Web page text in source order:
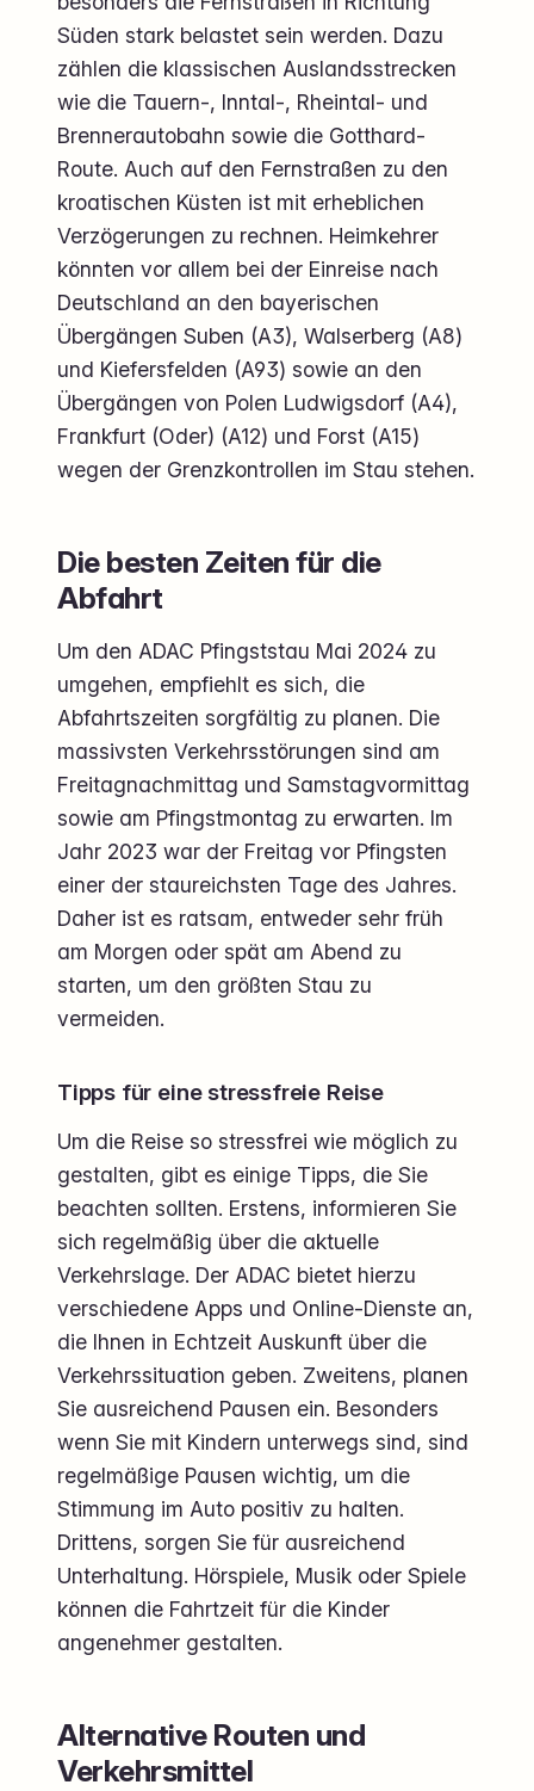
Süden stark belastet sein werden. Dazu
zählen die klassischen Auslandsstrecken
wie die Tauern-, Inntal-, Rheintal- und
Brennerautobahn sowie die Gotthard-
Route. Auch auf den Fernstraßen zu den
kroatischen Küsten ist mit erheblichen
Verzögerungen zu rechnen. Heimkehrer
könnten vor allem bei der Einreise nach
Deutschland an den bayerischen
Übergängen Suben (A3), Walserberg (A8)
und Kiefersfelden (A93) sowie an den
Übergängen von Polen Ludwigsdorf (A4),
Frankfurt (Oder) (A12) und Forst (A15)
wegen der Grenzkontrollen im Stau stehen.
Die besten Zeiten für die
Abfahrt
Um den ADAC Pfingststau Mai 2024 zu
umgehen, empfiehlt es sich, die
Abfahrtszeiten sorgfältig zu planen. Die
massivsten Verkehrsstörungen sind am
Freitagnachmittag und Samstagvormittag
sowie am Pfingstmontag zu erwarten. Im
Jahr 2023 war der Freitag vor Pfingsten
einer der staureichsten Tage des Jahres.
Daher ist es ratsam, entweder sehr früh
am Morgen oder spät am Abend zu
starten, um den größten Stau zu
vermeiden.
Tipps für eine stressfreie Reise
Um die Reise so stressfrei wie möglich zu
gestalten, gibt es einige Tipps, die Sie
beachten sollten. Erstens, informieren Sie
sich regelmäßig über die aktuelle
Verkehrslage. Der ADAC bietet hierzu
verschiedene Apps und Online-Dienste an,
die Ihnen in Echtzeit Auskunft über die
Verkehrssituation geben. Zweitens, planen
Sie ausreichend Pausen ein. Besonders
wenn Sie mit Kindern unterwegs sind, sind
regelmäßige Pausen wichtig, um die
Stimmung im Auto positiv zu halten.
Drittens, sorgen Sie für ausreichend
Unterhaltung. Hörspiele, Musik oder Spiele
können die Fahrtzeit für die Kinder
angenehmer gestalten.
Alternative Routen und
Verkehrsmittel